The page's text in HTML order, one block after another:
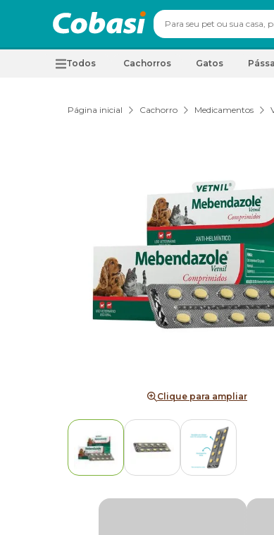
Todos Cachorros Gatos
Página inicial Cachorro Medicamentos
Clique para ampliar